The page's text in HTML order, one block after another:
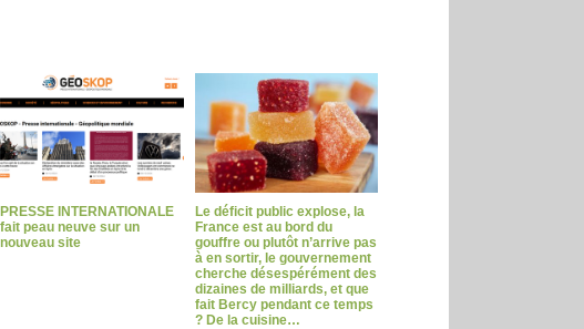
PRESSE INTERNATIONALE
fait peau neuve sur un
nouveau site
Le déficit public explose, la
France est au bord du
gouffre ou plutôt n’arrive pas
à en sortir, le gouvernement
cherche désespérément des
dizaines de milliards, et que
fait Bercy pendant ce temps
? De la cuisine…